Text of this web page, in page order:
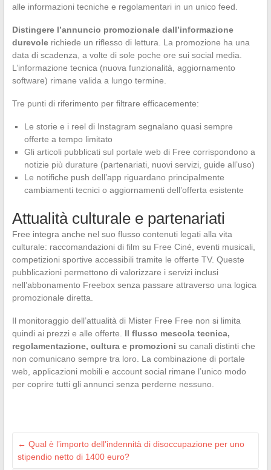
alle informazioni tecniche e regolamentari in un unico feed.
Distingere l’annuncio promozionale dall’informazione
durevolerichiede un riflesso di lettura. La promozione ha una
data di scadenza, a volte di sole poche ore sui social media.
L’informazione tecnica (nuova funzionalità, aggiornamento
software) rimane valida a lungo termine.
Tre punti di riferimento per filtrare efficacemente:
Le storie e i reel di Instagram segnalano quasi sempre
offerte a tempo limitato
Gli articoli pubblicati sul portale web di Free corrispondono a
notizie più durature (partenariati, nuovi servizi, guide all’uso)
Le notifiche push dell’app riguardano principalmente
cambiamenti tecnici o aggiornamenti dell’offerta esistente
Attualità culturale e partenariati
Free integra anche nel suo flusso contenuti legati alla vita
culturale: raccomandazioni di film su Free Ciné, eventi musicali,
competizioni sportive accessibili tramite le offerte TV. Queste
pubblicazioni permettono di valorizzare i servizi inclusi
nell’abbonamento Freebox senza passare attraverso una logica
promozionale diretta.
Il monitoraggio dell’attualità di Mister Free Free non si limita
quindi ai prezzi e alle offerte. Il flusso mescola tecnica,
regolamentazione, cultura e promozioni su canali distinti che
non comunicano sempre tra loro. La combinazione di portale
web, applicazioni mobili e account social rimane l’unico modo
per coprire tutti gli annunci senza perderne nessuno.
← Qual è l’importo dell’indennità di disoccupazione per uno
stipendio netto di 1400 euro?